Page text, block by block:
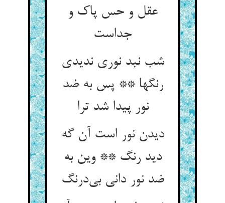
عقل و حس پاک و
شب نبد نوری ندیدی
رنگها ** پس به ضد
نور پیدا شد ترا
دیدن نور است آن گه
دید رنگ ** وین به
ضد نور دانی بی‌‌درنگ‌‌